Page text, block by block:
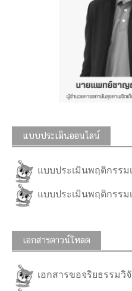
แบบประเมินออนไลน์
แบบประเมินพฤติกรรม
แบบประเมินพฤติกรรม
เอกสารดาวน์โหลด
เอกสารขอจริยธรรมวิ